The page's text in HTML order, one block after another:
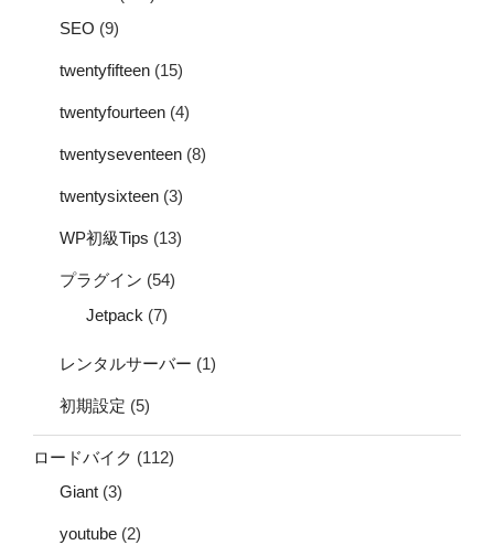
SEO (9)
twentyfifteen (15)
twentyfourteen (4)
twentyseventeen (8)
twentysixteen (3)
WP初級Tips (13)
プラグイン (54)
Jetpack (7)
レンタルサーバー (1)
初期設定 (5)
ロードバイク (112)
Giant (3)
youtube (2)